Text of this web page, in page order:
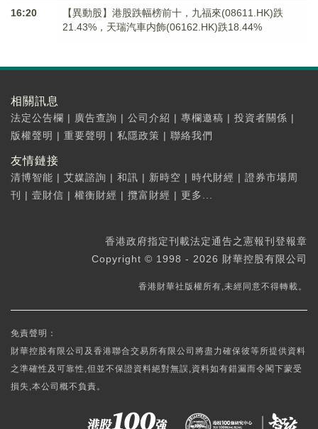
16:20
【異動股】港股跌幅榜前十，九福來(08611.HK)跌
21.43%，天瑞汽車内飾(06162.HK)跌18.44%
相關訊息
法定公告欄 | 廣告查詢 | 公司介紹 | 專欄邀稿 | 投資者關係 |
版權聲明 | 重要聲明 | 私隱政策 | 聯絡我們
友情鏈接
清博智能 | 艾媒諮詢 | 和訊 | 新時空 | 時代財經 | 證券市場周
刊
| 壹財信 | 權衡財經 | 攬富財經 | 更多...
香港政府指定刊載法定通告之憲報刊登報章
Copyright © 1998 - 2026 財華控股有限公司
香港財華社版權所有,未經同意不得轉載。
免責聲明：
財華控股有限公司及香港聯合交易所有限公司將盡力確保彼等所提供資料
之準確性及可靠性,但並不保證資料絕對無誤,資料如有錯漏而令閣下蒙受
損失,本公司概不負責。